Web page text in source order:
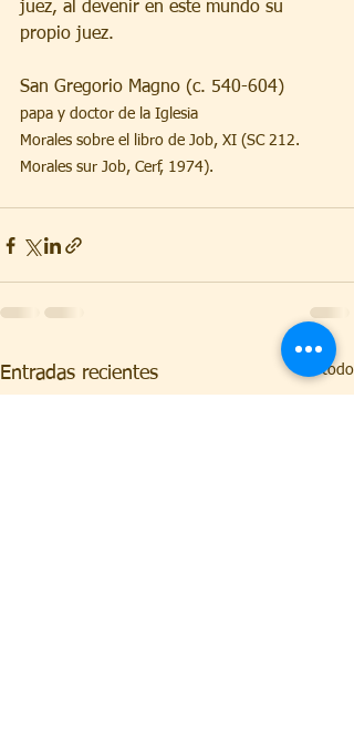
juez, al devenir en este mundo su
propio juez.
San Gregorio Magno (c. 540-604)
papa y doctor de la Iglesia
Morales sobre el libro de Job, XI (SC 212.
Morales sur Job, Cerf, 1974).
Entradas recientes Ver todo